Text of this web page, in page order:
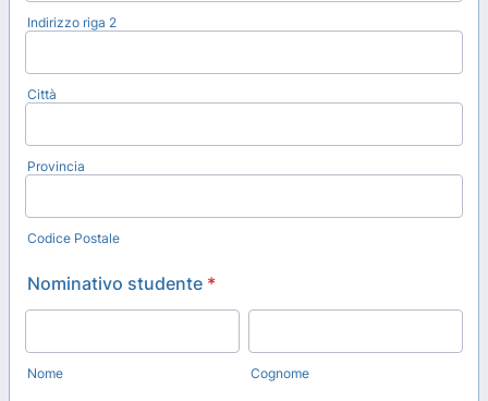
Indirizzo riga 2
Città
Provincia
Codice Postale
Nominativo studente *
Nome Cognome